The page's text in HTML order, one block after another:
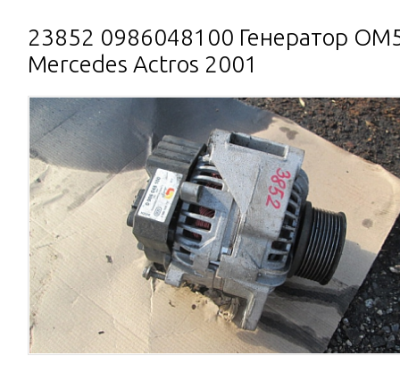
23852 0986048100 Генератор
Mercedes Actros 2001